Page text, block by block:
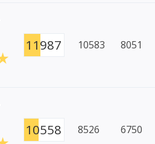
11987 10583 8051
10558 8526 6750